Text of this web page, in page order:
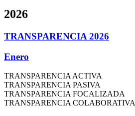
2026
TRANSPARENCIA 2026
Enero
TRANSPARENCIA ACTIVA
TRANSPARENCIA PASIVA
TRANSPARENCIA FOCALIZADA
TRANSPARENCIA COLABORATIVA